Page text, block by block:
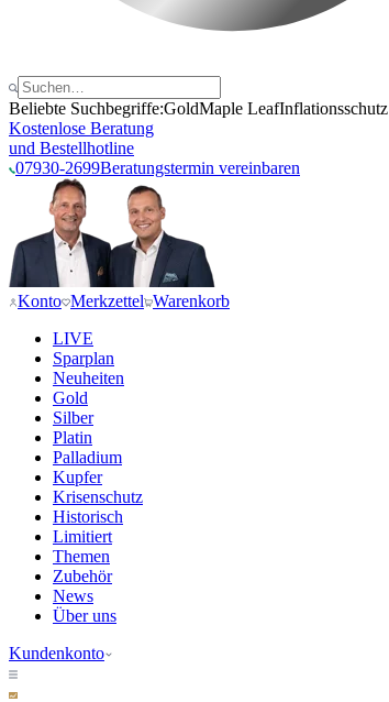
Beliebte Suchbegriffe:GoldMaple LeafInflationsschutz
Kostenlose Beratung
und Bestellhotline
07930-2699Beratungstermin vereinbaren
Konto Merkzettel Warenkorb
LIVE
Sparplan
Neuheiten
Gold
Silber
Platin
Palladium
Kupfer
Krisenschutz
Historisch
Limitiert
Themen
Zubehör
News
Über uns
Kundenkonto